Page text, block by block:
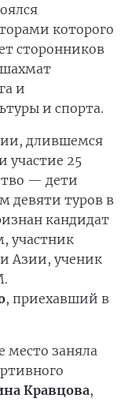
которого
сторонников
и
и спорта.
длившемся
участие 25
— дети
девяти туров в
кандидат
участник
Азии, ученик
, приехавший в
место заняла
Кравцова,